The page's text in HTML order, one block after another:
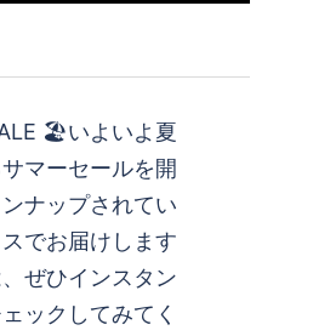
🏖️いよいよ夏
マーセールを開
ナップされてい
でお届けします
ぜひインスタン
ックしてみてく